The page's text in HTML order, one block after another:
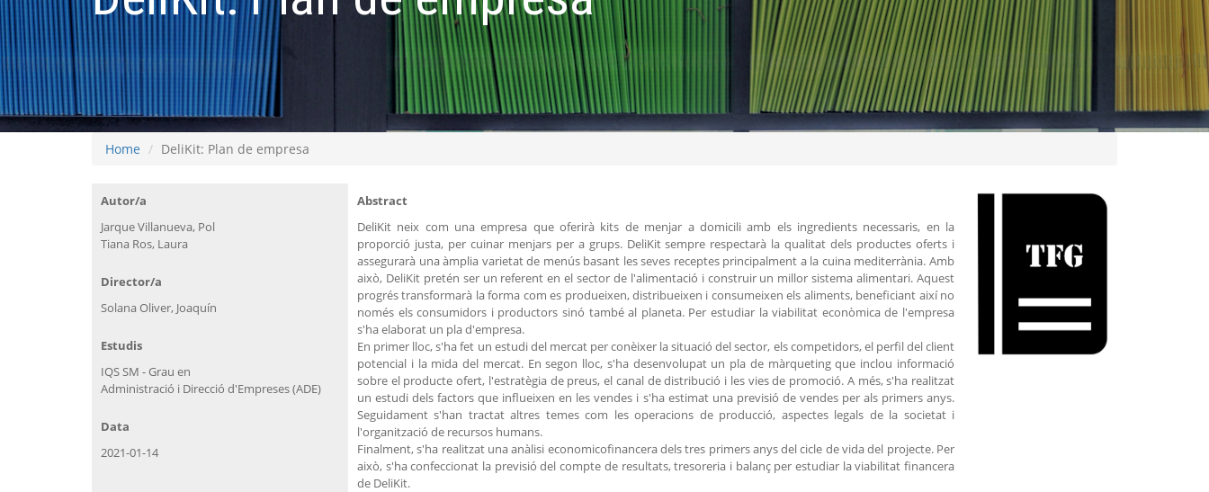
Home DeliKit: Plan de empresa
Autor/a
Jarque Villanueva, Pol
Tiana Ros, Laura
Abstract
DeliKit neix com una empresa que oferirà kits de menjar a domicili amb els ingredients necessaris, en la
proporció justa, per cuinar menjars per a grups. DeliKit sempre respectarà la qualitat dels productes oferts i
assegurarà una àmplia varietat de menús basant les seves receptes principalment a la cuina mediterrània. Amb
això, DeliKit pretén ser un referent en el sector de l'alimentació i construir un millor sistema alimentari. Aquest
progrés transformarà la forma com es produeixen, distribueixen i consumeixen els aliments, beneficiant així no
només els consumidors i productors sinó també al planeta. Per estudiar la viabilitat econòmica de l'empresa
s'ha elaborat un pla d'empresa.
En primer lloc, s'ha fet un estudi del mercat per conèixer la situació del sector, els competidors, el perfil del client
potencial i la mida del mercat. En segon lloc, s'ha desenvolupat un pla de màrqueting que inclou informació
sobre el producte ofert, l'estratègia de preus, el canal de distribució i les vies de promoció. A més, s'ha realitzat
un estudi dels factors que influeixen en les vendes i s'ha estimat una previsió de vendes per als primers anys.
Seguidament s'han tractat altres temes com les operacions de producció, aspectes legals de la societat i
l'organització de recursos humans.
Finalment, s'ha realitzat una anàlisi economicofinancera dels tres primers anys del cicle de vida del projecte. Per
això, s'ha confeccionat la previsió del compte de resultats, tresoreria i balanç per estudiar la viabilitat financera
de DeliKit.
Director/a
Solana Oliver, Joaquín
Estudis
IQS SM - Grau en
Administració i Direcció d'Empreses (ADE)
Data
2021-01-14